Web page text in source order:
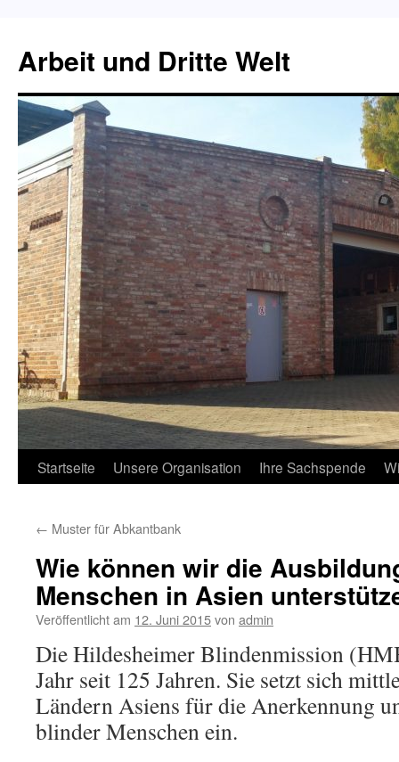
springen
Arbeit und Dritte Welt
Startseite Unsere Organisation Ihre Sachspende
← Muster für Abkantbank
Wie können wir die
Menschen in Asien
Veröffentlicht am 12. Juni 2015von admin
Die Hildesheimer Blindenmission
Jahr seit 125 Jahren. Sie setzt sich
Ländern Asiens für die Anerkennung
blinder Menschen ein.